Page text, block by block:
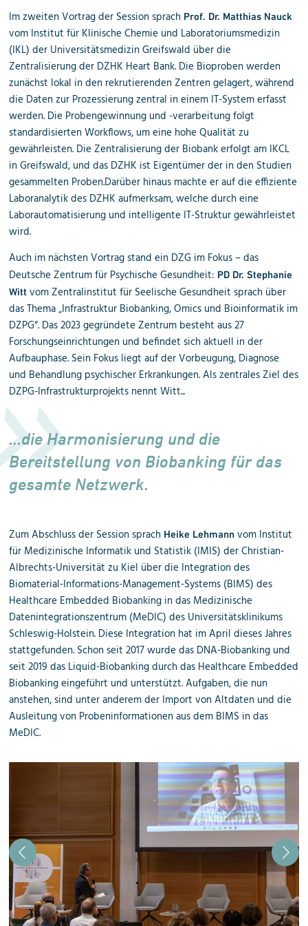
Im zweiten Vortrag der Session sprach Prof. Dr. Matthias Nauck
vom Institut für Klinische Chemie und Laboratoriumsmedizin
(IKL) der Universitätsmedizin Greifswald über die
Zentralisierung der DZHK Heart Bank. Die Bioprobenwerden
zunächst lokal in den rekrutierenden Zentren gelagert, während
die Daten zur Prozessierungzentral in einem IT-Systemerfasst
werden. Die Probengewinnung und -verarbeitung folgt
standardisierten Workflows, um eine hohe Qualität zu
gewährleisten. DieZentralisierungder Biobank erfolgt am IKCL
in Greifswald, und das DZHK ist Eigentümer der in den Studien
gesammelten Proben.Darüber hinaus machte er auf die effiziente
Laboranalytik des DZHK aufmerksam, welche durch eine
Laborautomatisierung und intelligente IT-Struktur gewährleistet
wird.
Auch im nächsten Vortrag stand ein DZG im Fokus – das
Deutsche Zentrum für Psychische Gesundheit: PD Dr. Stephanie
Witt vom Zentralinstitut für Seelische Gesundheit sprach über
das Thema „Infrastruktur Biobanking, Omics und Bioinformatik im
DZPG“. Das 2023 gegründete Zentrum besteht aus 27
Forschungseinrichtungen und befindet sich aktuell in der
Aufbauphase. Sein Fokus liegt auf der Vorbeugung, Diagnose
und Behandlung psychischer Erkrankungen. Als zentrales Ziel des
DZPG-Infrastrukturprojekts nennt Witt...
...die Harmonisierung und die
Bereitstellung von Biobanking für das
gesamte Netzwerk.
Zum Abschluss der Session sprach Heike Lehmann vom Institut
für Medizinische Informatik und Statistik (IMIS) der Christian-
Albrechts-Universität zu Kiel über die Integration des
Biomaterial-Informations-Management-Systems (BIMS) des
Healthcare Embedded Biobanking in das Medizinische
Datenintegrationszentrum (MeDIC) des Universitätsklini­kums
Schleswig-Holstein. Diese Integration hat im April dieses Jahres
stattgefunden. Schon seit 2017 wurde das DNA-Biobanking und
seit 2019 das Liquid-Biobanking durch das Healthcare Embedded
Biobanking eingeführt und unterstützt. Aufgaben, die nun
anstehen, sind unter anderem der Import von Altdaten und die
Ausleitung von Probeninformationen aus dem BIMS in das
MeDIC.